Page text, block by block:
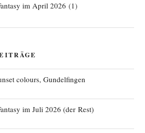
im April 2026 (1)
colours, Gundelfingen
im Juli 2026 (der Rest)